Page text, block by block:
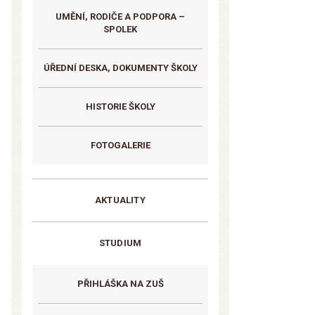
UMĚNÍ, RODIČE A PODPORA –
SPOLEK
ÚŘEDNÍ DESKA, DOKUMENTY ŠKOLY
HISTORIE ŠKOLY
FOTOGALERIE
AKTUALITY
STUDIUM
PŘIHLÁŠKA NA ZUŠ